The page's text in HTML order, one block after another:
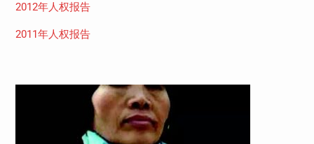
2012年人权报告
2011年人权报告